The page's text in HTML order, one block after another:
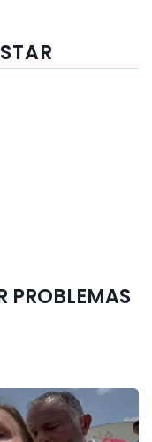
PROBLEMAS